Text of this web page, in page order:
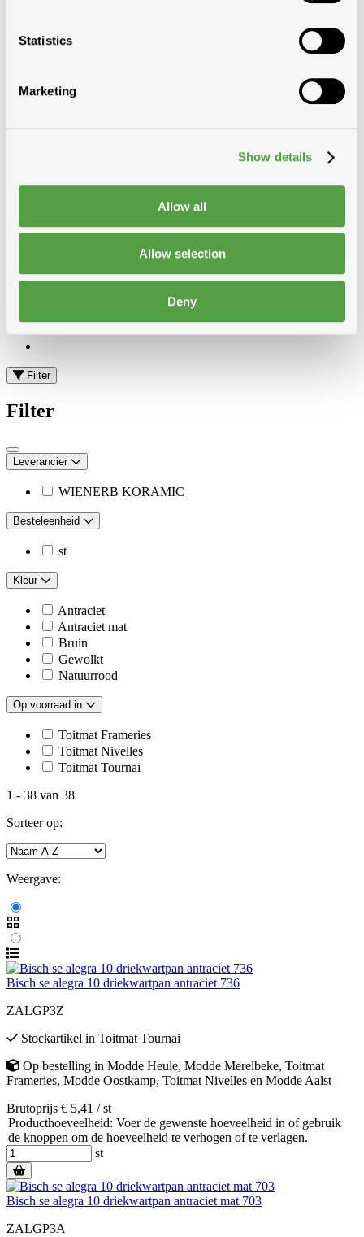
Statistics
Marketing
Show details
Allow all
Allow selection
Deny
Edilians
Dakvensters, koepels en lichtdoorlaten elem
Natuurleien
Golfplaten en toebehoren
Onderdak
Filter
Filter
Leverancier
WIENERB KORAMIC
Besteleenheid
st
Kleur
Antraciet
Antraciet mat
Bruin
Gewolkt
Natuurrood
Op voorraad in
Toitmat Frameries
Toitmat Nivelles
Toitmat Tournai
1 - 38 van 38
Sorteer op:
Weergave:
Bisch se alegra 10 driekwartpan antraciet 736
ZALGP3Z
Stockartikel in Toitmat Tournai
Op bestelling in Modde Heule, Modde Merelbeke, Toitmat
Frameries, Modde Oostkamp, Toitmat Nivelles en Modde Aalst
Brutoprijs € 5,41 / st
Producthoeveelheid: Voer de gewenste hoeveelheid in of gebruik
de knoppen om de hoeveelheid te verhogen of te verlagen.
st
Bisch se alegra 10 driekwartpan antraciet mat 703
ZALGP3A